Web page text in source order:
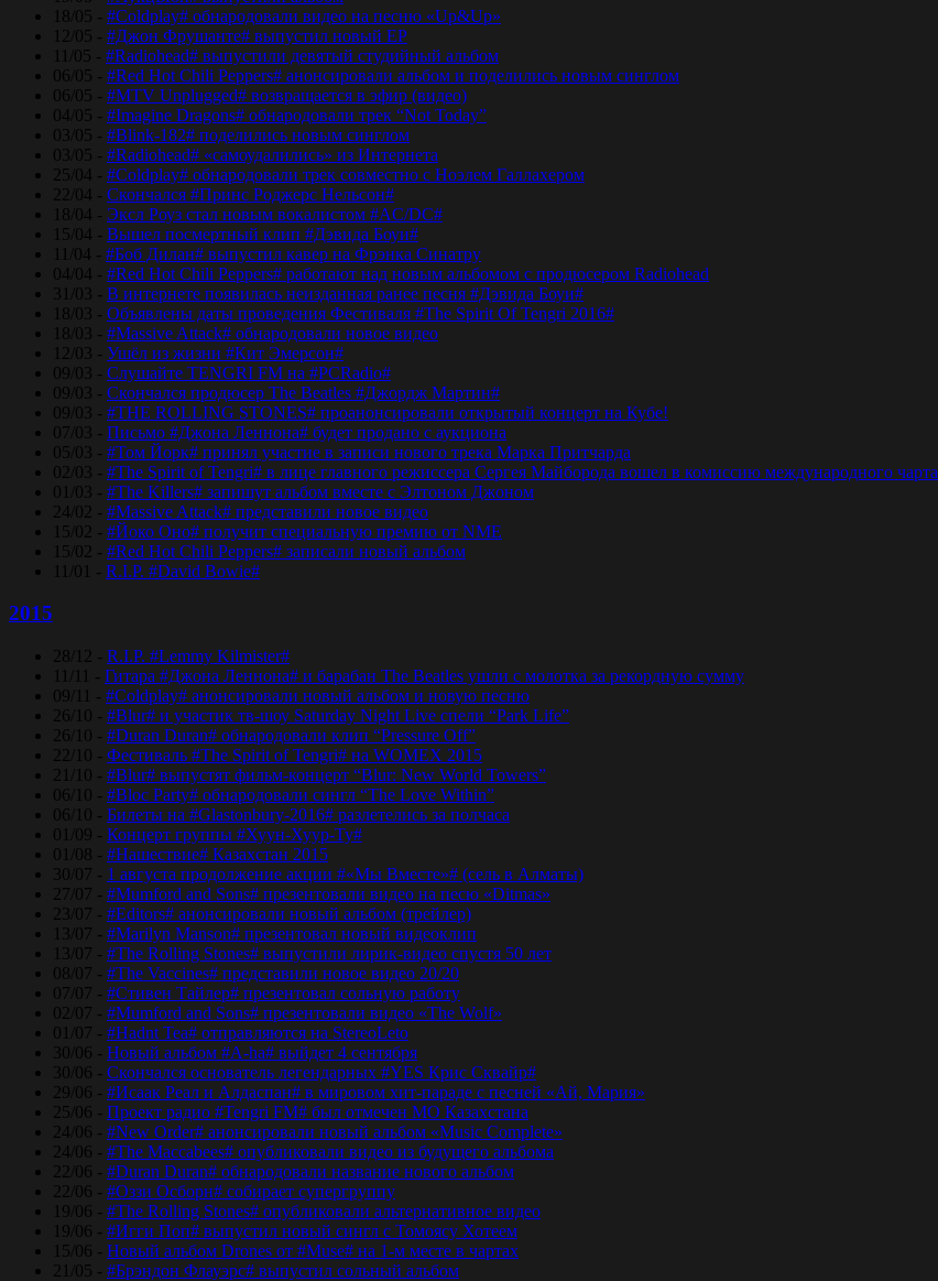
18/05 - #Coldplay# обнародовали видео на песню «Up&Up»
12/05 - #Джон Фрушанте# выпустил новый ЕР
11/05 - #Radiohead# выпустили девятый студийный альбом
06/05 - #Red Hot Chili Peppers# анонсировали альбом и поделились новым синглом
06/05 - #MTV Unplugged# возвращается в эфир (видео)
04/05 - #Imagine Dragons# обнародовали трек “Not Today”
03/05 - #Blink-182# поделились новым синглом
03/05 - #Radiohead# «самоудалились» из Интернета
25/04 - #Coldplay# обнародовали трек совместно с Ноэлем Галлахером
22/04 - Скончался #Принс Роджерс Нельсон#
18/04 - Эксл Роуз стал новым вокалистом #AC/DC#
15/04 - Вышел посмертный клип #Дэвида Боуи#
11/04 - #Боб Дилан# выпустил кавер на Фрэнка Синатру
04/04 - #Red Hot Chili Peppers# работают над новым альбомом с продюсером Radiohead
31/03 - В интернете появилась неизданная ранее песня #Дэвида Боуи#
18/03 - Объявлены даты проведения Фестиваля #The Spirit Of Tengri 2016#
18/03 - #Massive Attack# обнародовали новое видео
12/03 - Ушёл из жизни #Кит Эмерсон#
09/03 - Слушайте TENGRI FM на #PCRadio#
09/03 - Скончался продюсер The Beatles #Джордж Мартин#
09/03 - #THE ROLLING STONES# проанонсировали открытый концерт на Кубе!
07/03 - Письмо #Джона Леннона# будет продано с аукциона
05/03 - #Том Йорк# принял участие в записи нового трека Марка Притчарда
02/03 - #The Spirit of Tengri# в лице главного режиссера Сергея Майборода вошел в комиссию международного чарта
01/03 - #The Killers# запишут альбом вместе с Элтоном Джоном
24/02 - #Massive Attack# представили новое видео
15/02 - #Йоко Оно# получит специальную премию от NME
15/02 - #Red Hot Chili Peppers# записали новый альбом
11/01 - R.I.P. #David Bowie#
2015
28/12 - R.I.P. #Lemmy Kilmister#
11/11 - Гитара #Джона Леннона# и барабан The Beatles ушли с молотка за рекордную сумму
09/11 - #Coldplay# анонсировали новый альбом и новую песню
26/10 - #Blur# и участик тв-шоу Saturday Night Live спели “Park Life”
26/10 - #Duran Duran# обнародовали клип “Pressure Off”
22/10 - Фестиваль #The Spirit of Tengri# на WOMEX 2015
21/10 - #Blur# выпустят фильм-концерт “Blur: New World Towers”
06/10 - #Bloc Party# обнародовали сингл “The Love Within”
06/10 - Билеты на #Glastonbury-2016# разлетелись за полчаса
01/09 - Концерт группы #Хуун-Хуур-Ту#
01/08 - #Нашествие# Казахстан 2015
30/07 - 1 августа продолжение акции #«Мы Вместе»# (сель в Алматы)
27/07 - #Mumford and Sons# презентовали видео на песю «Ditmas»
23/07 - #Editors# анонсировали новый альбом (трейлер)
13/07 - #Marilyn Manson# презентовал новый видеоклип
13/07 - #The Rolling Stones# выпустили лирик-видео спустя 50 лет
08/07 - #The Vaccines# представили новое видео 20/20
07/07 - #Стивен Тайлер# презентовал сольную работу
02/07 - #Mumford and Sons# презентовали видео «The Wolf»
01/07 - #Hadnt Tea# отправляются на StereoLeto
30/06 - Новый альбом #A-ha# выйдет 4 сентября
30/06 - Скончался основатель легендарных #YES Крис Сквайр#
29/06 - #Исаак Реал и Алдаспан# в мировом хит-параде с песней «Ай, Мария»
25/06 - Проект радио #Tengri FM# был отмечен МО Казахстана
24/06 - #New Order# анонсировали новый альбом «Music Complete»
24/06 - #The Maccabees# опубликовали видео из будущего альбома
22/06 - #Duran Duran# обнародовали название нового альбом
22/06 - #Оззи Осборн# собирает супергруппу
19/06 - #The Rolling Stones# опубликовали альтернативное видео
19/06 - #Игги Поп# выпустил новый сингл с Томоясу Хотеем
15/06 - Новый альбом Drones от #Muse# на 1-м месте в чартах
21/05 - #Брэндон Флауэрс# выпустил сольный альбом